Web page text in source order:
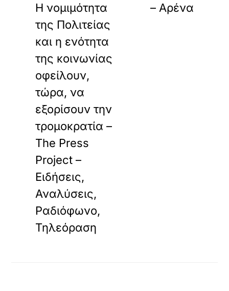
Η νομιμότητα
της Πολιτείας
και η ενότητα
της κοινωνίας
οφείλουν,
τώρα, να
εξορίσουν την
τρομοκρατία –
The Press
Project –
Ειδήσεις,
Αναλύσεις,
Ραδιόφωνο,
Τηλεόραση
– Αρένα